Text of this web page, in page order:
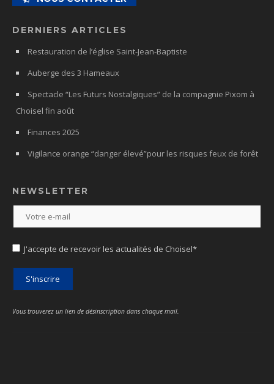
DERNIERS ARTICLES
Restauration de l’église Saint-Jean-Baptiste
Auberge des 3 Hameaux
Spectacle “Les Futurs Nostalgiques” de la compagnie Pixom à
Choisel fin août
Finances 2025
Vigilance orange “danger élevé”pour les risques feux de forêt
NEWSLETTER
J'accepte de recevoir les actualités de Choisel*
Vous trouverez un lien de désinscription dans chaque mail.